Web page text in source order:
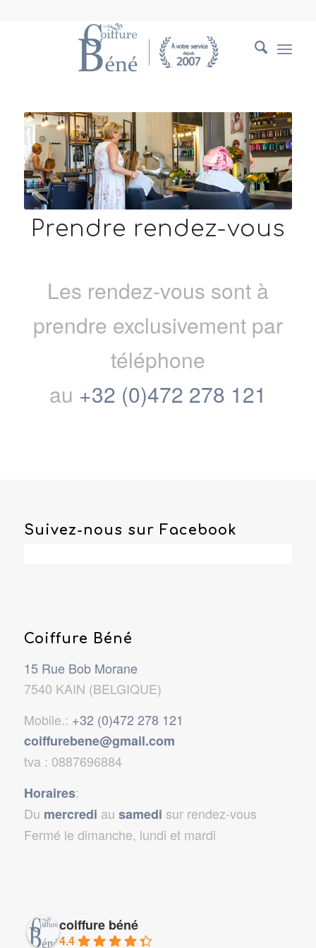
Prendre rendez-vous
Les rendez-vous sont à
prendre exclusivement par
téléphone
au +32 (0)472 278 121
Suivez-nous sur Facebook
Coiffure Béné
15 Rue Bob Morane
7540 KAIN (BELGIQUE)
Mobile.: +32 (0)472 278 121
coiffurebene@gmail.com
tva : 0887696884
Horaires:
Du mercredi au samedi sur rendez-vous
Fermé le dimanche, lundi et mardi
coiffure béné
4.4